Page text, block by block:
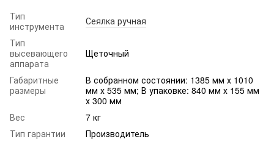
Тип
инструмента
Сеялка ручная
Тип
высевающего
аппарата
Щеточный
Габаритные
размеры
В собранном состоянии: 1385 мм х 1010
мм х 535 мм; В упаковке: 840 мм х 155 мм
х 300 мм
Вес
7 кг
Тип гарантии
Производитель